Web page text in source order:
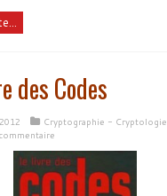
des Codes
Cryptographie - Cryptologie